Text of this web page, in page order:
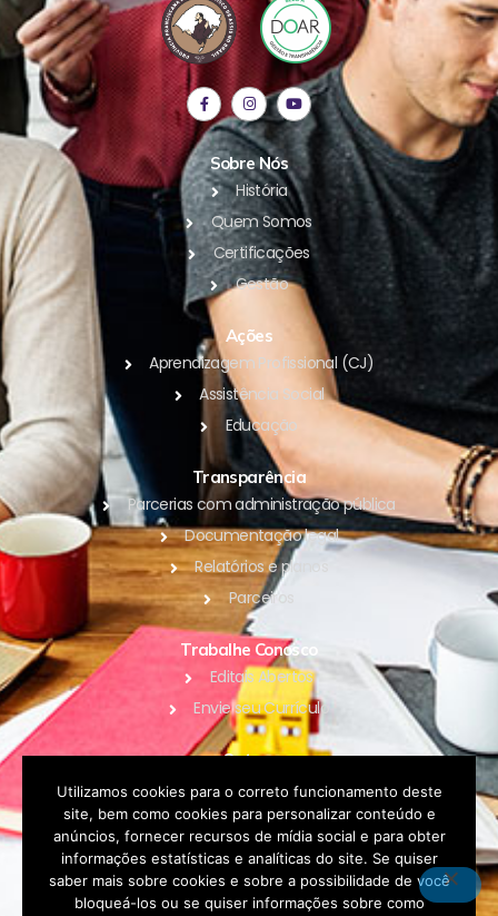
Sobre Nós
História
Quem Somos
Certificações
Gestão
Ações
Aprendizagem Profissional (CJ)
Assistência Social
Educação
Transparência
Parcerias com administração pública
Documentação legal
Relatórios e planos
Parceiros
Trabalhe Conosco
Editais Abertos
Envie seu Currículo
Outros
Blog
Contato
Política de Privacidade
DOAR
Utilizamos cookies para o correto funcionamento deste
site, bem como cookies para personalizar conteúdo e
anúncios, fornecer recursos de mídia social e para obter
informações estatísticas e analíticas do site. Se quiser
saber mais sobre cookies e sobre a possibilidade de você
bloqueá-los ou se quiser informações sobre como